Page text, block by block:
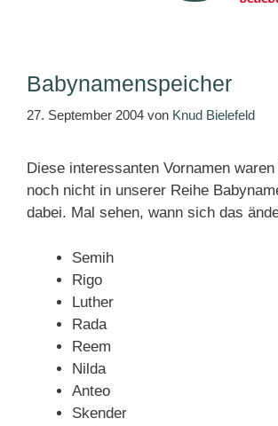
Babynamenspeicher
27. September 2004 von Knud Bielefeld
Diese interessanten Vornamen
noch nicht in unserer Reihe
dabei. Mal sehen, wann sich das
Semih
Rigo
Luther
Rada
Reem
Nilda
Anteo
Skender